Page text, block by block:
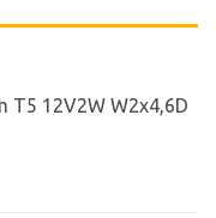
T5 12V2W W2x4,6D